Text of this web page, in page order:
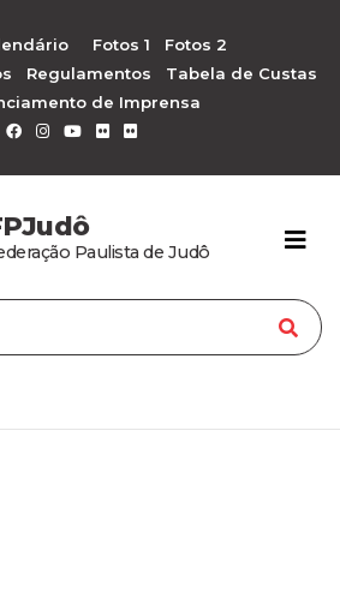
Fotos 1
Fotos 2
Regulamentos
Tabela de Custas
de Imprensa
Paulista de Judô